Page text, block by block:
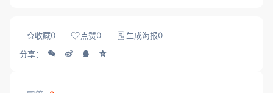
收藏0 点赞0 生成海报0
分享：